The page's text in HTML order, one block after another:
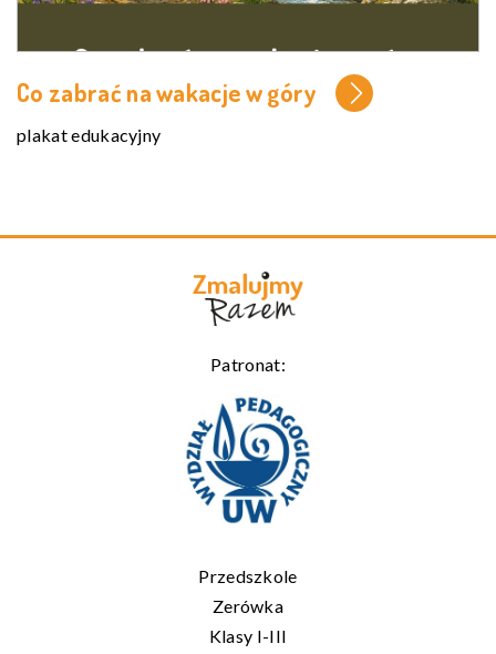
Co zabrać na wakacje w góry
plakat edukacyjny
Patronat:
Przedszkole
Zerówka
Klasy I-III